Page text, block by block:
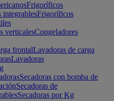
Frigoríficos
Frigoríficos
verticalesCongeladores
frontalLavadoras de carga
Lavadoras
Secadoras con bomba de
Secadoras de
Secadoras por Kg